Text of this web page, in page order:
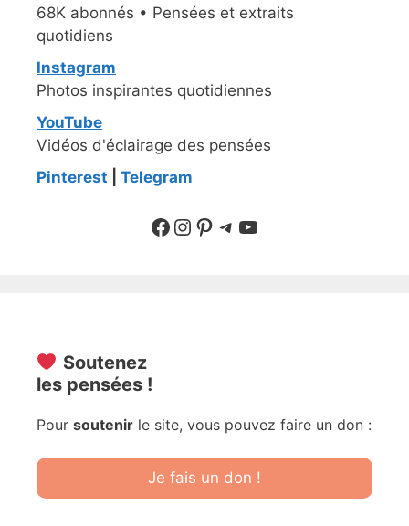
68K abonnés • Pensées et extraits
quotidiens
Instagram
Photos inspirantes quotidiennes
YouTube
Vidéos d'éclairage des pensées
Pinterest
Telegram
Suivre sur Facebook
Suivre sur Instagram
Pinterest
Sur Telegram
YouTube
Soutenez
les pensées !
Pour soutenir le site, vous pouvez faire un don :
Je fais un don !